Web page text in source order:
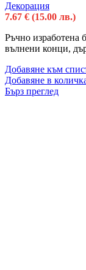
Декорация
7.67 € (15.00 лв.)
Ръчно изработена
вълнени конци,
Добавяне към
Добавяне в
Бърз преглед